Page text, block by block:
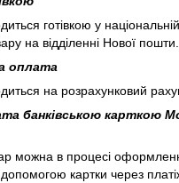
готівкою у
на відділенні Нової пошти.
оплата
на розрахунковий
банківською карткою
можна в процесі
картки через